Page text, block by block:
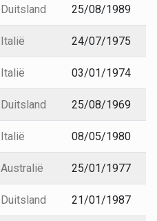
Duitsland 25/08/1989
Italië 24/07/1975
Italië 03/01/1974
Duitsland 25/08/1969
Italië 08/05/1980
Australië 25/01/1977
Duitsland 21/01/1987